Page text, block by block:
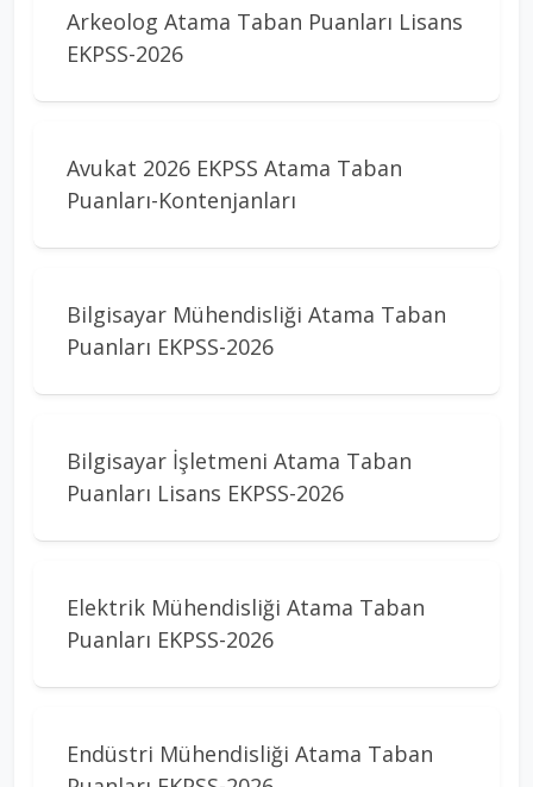
Arkeolog Atama Taban Puanları Lisans
EKPSS-2026
Avukat 2026 EKPSS Atama Taban
Puanları-Kontenjanları
Bilgisayar Mühendisliği Atama Taban
Puanları EKPSS-2026
Bilgisayar İşletmeni Atama Taban
Puanları Lisans EKPSS-2026
Elektrik Mühendisliği Atama Taban
Puanları EKPSS-2026
Endüstri Mühendisliği Atama Taban